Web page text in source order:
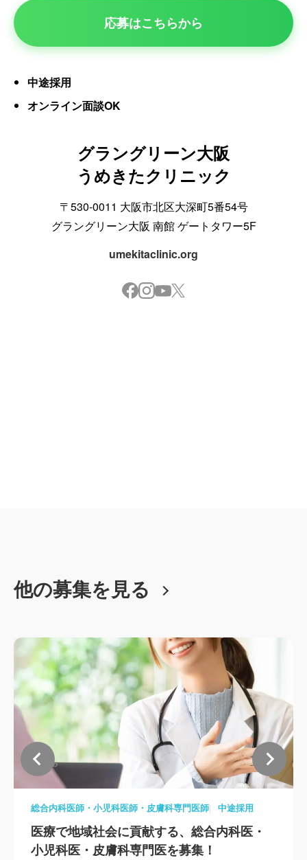
応募はこちらから
中途採用
オンライン面談OK
グラングリーン大阪
うめきたクリニック
〒530-0011 大阪市北区大深町5番54号
グラングリーン大阪 南館 ゲートタワー5F
umekitaclinic.org
他の募集を見る
総合内科医師・小児科医師・皮膚科専門医師 中途採用
医療で地域社会に貢献する、総合内科医・
小児科医・皮膚科専門医を募集！